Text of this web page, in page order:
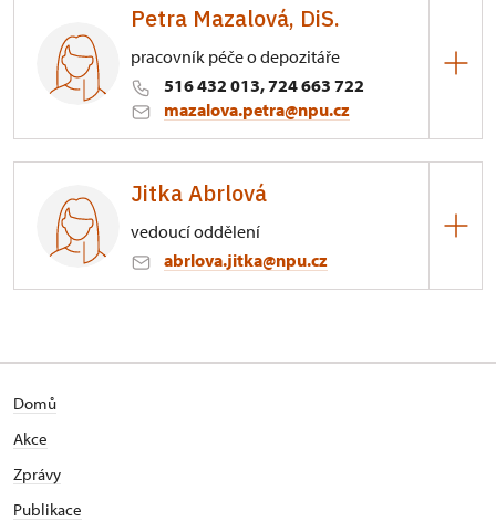
Blanenská 1/, Rájec-Jestřebí
Petra Mazalová, DiS.
pracovník péče o depozitáře
516 432 013, 724 663 722
mazalova.petra@npu.cz
Blanenská 1/, Rájec-Jestřebí
Jitka Abrlová
vedoucí oddělení
abrlova.jitka@npu.cz
Domů
Akce
Zprávy
Publikace